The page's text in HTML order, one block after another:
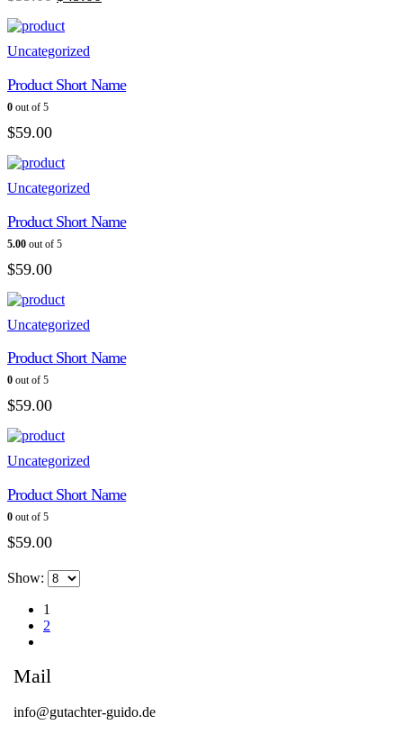
was:
$59.00.
Uncategorized
Product Short Name
0 out of 5
$59.00
Uncategorized
Product Short Name
5.00 out of 5
$59.00
Uncategorized
Product Short Name
0 out of 5
$59.00
Uncategorized
Product Short Name
0 out of 5
$59.00
Show:
1
2
Mail
info@gutachter-guido.de